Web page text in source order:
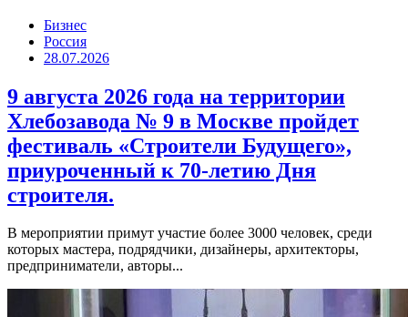
Бизнес
Россия
28.07.2026
9 августа 2026 года на территории
Хлебозавода № 9 в Москве пройдет
фестиваль «Строители Будущего»,
приуроченный к 70-летию Дня
строителя.
В мероприятии примут участие более 3000 человек, среди
которых мастера, подрядчики, дизайнеры, архитекторы,
предприниматели, авторы...